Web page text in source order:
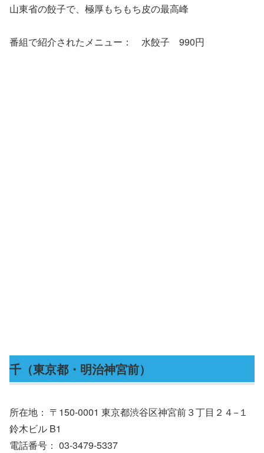
山東省の餃子で、極厚もちもち皮の最高峰
番組で紹介されたメニュー： 水餃子 990円
千（東京都・明治神宮前）
所在地： 〒150-0001 東京都渋谷区神宮前３丁目２４−１
鈴木ビル B1
電話番号： 03-3479-5337